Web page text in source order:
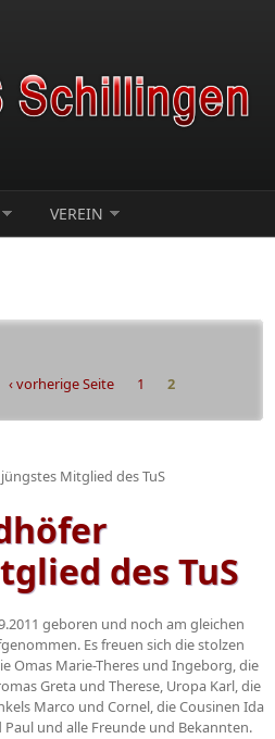
VEREIN
‹ vorherige Seite 1 2
Mitglied des TuS
des TuS
geboren und noch am gleichen
Es freuen sich die stolzen
Omas Marie-Theres und Ingeborg, die
Greta und Therese, Uropa Karl, die
Marco und Cornel, die Cousinen Ida
Paul und alle Freunde und Bekannten.